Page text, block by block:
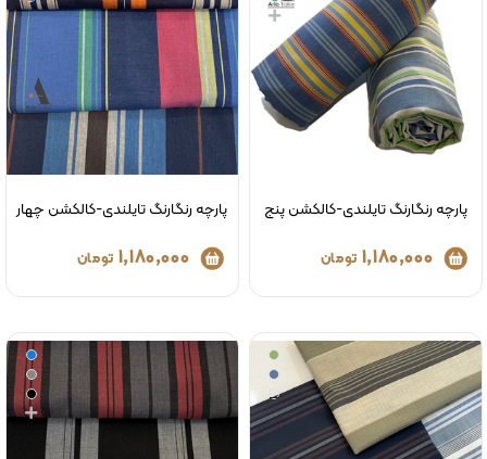
پارچه رنگارنگ تایلندی-کالکشن پنج
1,180,000 تومان
پارچه رنگارنگ تایلندی-کالکشن چهار
1,180,000 تومان